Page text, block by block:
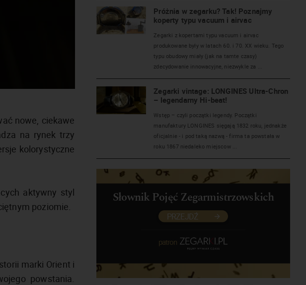
nowe, ciekawe
na rynek trzy
kolorystyczne
aktywny styl
poziomie.
marki Orient i
powstania.
Próżnia w zegarku? Tak! Poznajmy
koperty typu vacuum i airvac
Zegarki z kopertami typu vacuum i airvac
produkowane były w latach 60. i 70. XX wieku. Tego
typu obudowy miały (jak na tamte czasy)
zdecydowanie innowacyjne, niezwykle za ...
Zegarki vintage: LONGINES Ultra-Chron
– legendarny Hi-beat!
Wstęp – czyli początki legendy. Początki
manufaktury LONGINES sięgają 1832 roku, jednakże
oficjalnie - i pod taką nazwą - firma ta powstała w
roku 1867 niedaleko miejscow ...
Słownik Pojęć Zegarmistrzowskich
PRZEJDŹ
patron